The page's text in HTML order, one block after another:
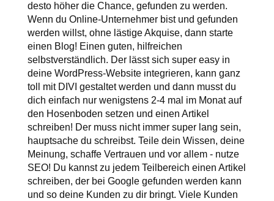
desto höher die Chance, gefunden zu werden.
Wenn du Online-Unternehmer bist und gefunden
werden willst, ohne lästige Akquise, dann starte
einen Blog! Einen guten, hilfreichen
selbstverständlich. Der lässt sich super easy in
deine WordPress-Website integrieren, kann ganz
toll mit DIVI gestaltet werden und dann musst du
dich einfach nur wenigstens 2-4 mal im Monat auf
den Hosenboden setzen und einen Artikel
schreiben! Der muss nicht immer super lang sein,
hauptsache du schreibst. Teile dein Wissen, deine
Meinung, schaffe Vertrauen und vor allem - nutze
SEO! Du kannst zu jedem Teilbereich einen Artikel
schreiben, der bei Google gefunden werden kann
und so deine Kunden zu dir bringt. Viele Kunden